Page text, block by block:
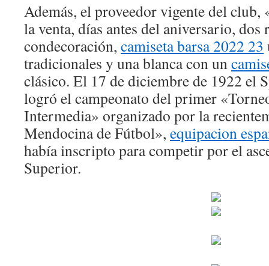
Además, el proveedor vigente del club,
la venta, días antes del aniversario, dos
condecoración, camiseta barsa 2022 23
tradicionales y una blanca con un
clásico. El 17 de diciembre de 1922 el
logró el campeonato del primer
Intermedia» organizado por la
Mendocina de Fútbol», equipacion
había inscripto para competir por el
Superior.